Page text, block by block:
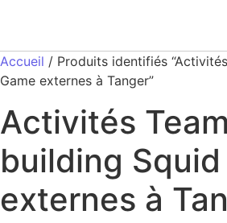
Accueil / Produits identifiés
Game externes à Tanger”
Activités Team
building Squid
externes à